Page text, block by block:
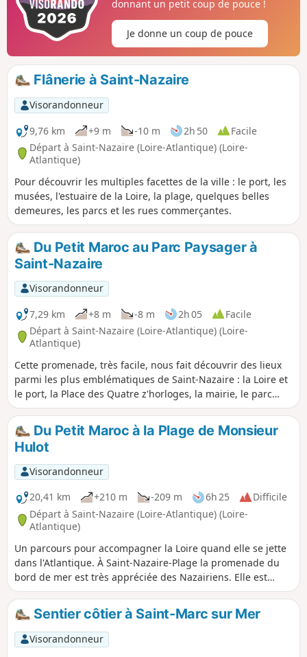
donnant un petit coup de pouce !
Je donne un coup de pouce
Flânerie à Saint-Nazaire
Visorandonneur
9,76 km
+9 m -10 m 2h 50
Facile
Départ à Saint-Nazaire (Loire-Atlantique) (Loire-
Atlantique)
Pour découvrir les multiples facettes de la ville : le port, les
musées, l'estuaire de la Loire, la plage, quelques belles
demeures, les parcs et les rues commerçantes.
Du Petit Maroc au Parc Paysager à
Saint-Nazaire
Visorandonneur
7,29 km
+8 m -8 m 2h 05
Facile
Départ à Saint-Nazaire (Loire-Atlantique) (Loire-
Atlantique)
Cette promenade, très facile, nous fait découvrir des lieux
parmi les plus emblématiques de Saint-Nazaire : la Loire et
le port, la Place des Quatre z'horloges, la mairie, le parc
paysager, le Jardin des Plantes, le quartier de la Havane, le
Boulevard de Mer, le Petit Maroc, l'avant-port et ses
remorqueurs.
Du Petit Maroc à la Plage de Monsieur
Hulot
Visorandonneur
20,41 km
+210 m -209 m 6h 25
Difficile
Départ à Saint-Nazaire (Loire-Atlantique) (Loire-
Atlantique)
Un parcours pour accompagner la Loire quand elle se jette
dans l'Atlantique. À Saint-Nazaire-Plage la promenade du
bord de mer est très appréciée des Nazairiens. Elle est
ouverte sur l'estuaire de la Loire et son trafic maritime. Plus
loin, sur le beau sentier côtier, ouvert sur le Sud, et
ombragé de pins, on a parfois la sensation d'être au bord
de la Méditerranée.Attention : bâtons de randonnée avec
embout caoutchouc sur le sentier littoral nazairien
Sentier côtier à Saint-Marc sur Mer
Visorandonneur